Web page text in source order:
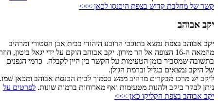
קשר של מחלבת קדוש בצפת היכנסו לכאן >>>
יקב אבוהב
יקב אבוהב בצפת נמצא בתוככי הרובע היהודי בבית אבן הסטורי ומרהיב
מהמאה ה-16 הצופה אל הר מירון. יקב אבוהב הוקם על ידי יגאל ביטון, חוזר
בתשובה שמסביר בזמן הטעימות על הקשר בין היין לקבלה. כרמי הגפנים
של היקב נמצאים בגליל וברמת הגולן.
ליקב יש מרכז מבקרים מרהיב ממש בסמוך לבית הכנסת אבוהב ומכאן שמו.
ניתן לבקר ביקב ולהנות מטעימות ואף מארוחות ברמות שונות.לפרטים על
יקב אבוהב בצפת הקליקו כאן >>>